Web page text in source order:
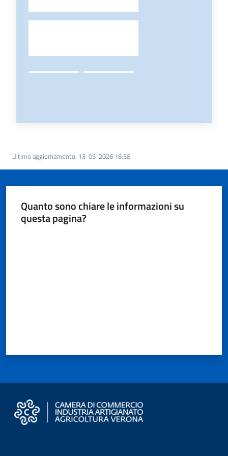
Ultimo aggiornamento: 13-05-2026 16:58
Quanto sono chiare le informazioni su
questa pagina?